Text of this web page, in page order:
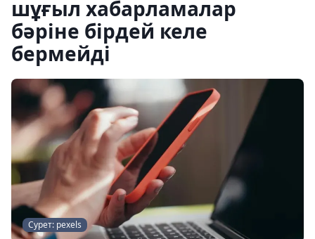
шұғыл хабарламалар
бәріне бірдей келе
бермейді
Сурет: pexels